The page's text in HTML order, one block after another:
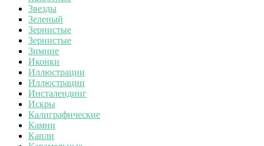
Звезды
Зеленый
Зернистые
Зернистые
Зимние
Иконки
Иллюстрации
Иллюстрации
Инсталендинг
Искры
Калиграфические
Камни
Капли